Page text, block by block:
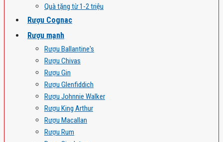
Quà tặng từ 1-2 triệu
Rượu Cognac
Rượu mạnh
Rượu Ballantine's
Rượu Chivas
Rượu Gin
Rượu Glenfiddich
Rượu Johnnie Walker
Rượu King Arthur
Rượu Macallan
Rượu Rum